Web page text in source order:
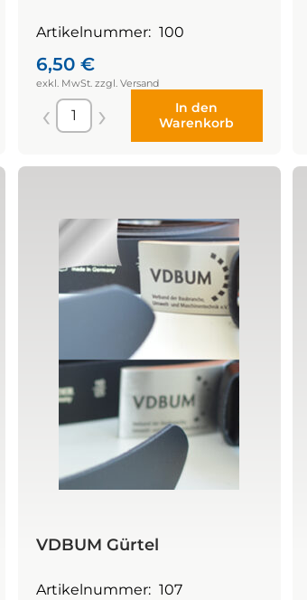
Artikelnummer: 100
6,50 €
In den
Warenkorb
VDBUM Gürtel
Artikelnummer: 107